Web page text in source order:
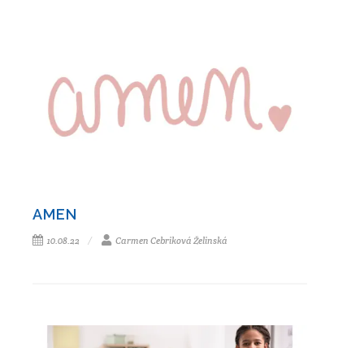
AMEN
10.08.22 Carmen Cebriková Želinská